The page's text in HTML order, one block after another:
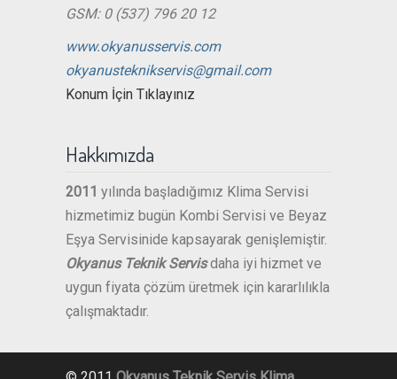
GSM: 0 (537) 796 20 12
www.okyanusservis.com
okyanusteknikservis@gmail.com
Konum İçin Tıklayınız
Hakkımızda
2011 yılında başladığımız Klima Servisi
hizmetimiz bugün Kombi Servisi ve Beyaz
Eşya Servisinide kapsayarak genişlemiştir.
Okyanus Teknik Servisdaha iyi hizmet ve
uygun fiyata çözüm üretmek için kararlılıkla
çalışmaktadır.